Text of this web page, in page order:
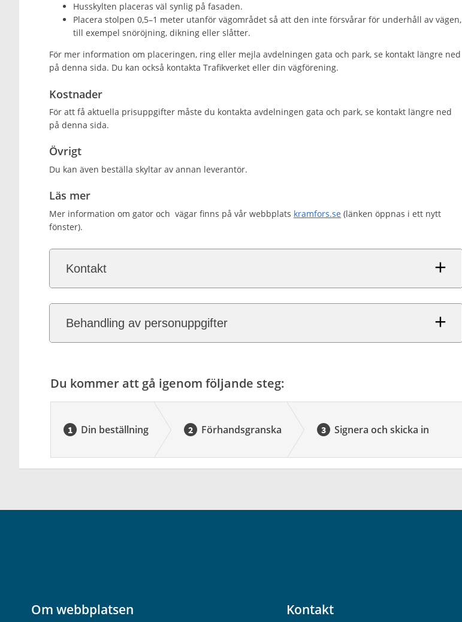
Husskylten placeras väl synlig på fasaden.
Placera stolpen 0,5–1 meter utanför vägområdet så att den inte försvårar för underhåll av vägen,
till exempel snöröjning, dikning eller slåtter.
För mer information om placeringen, ring eller mejla avdelningen gata och park, se kontakt längre ned
på denna sida. Du kan också kontakta Trafikverket eller din vägförening.
Kostnader
För att få aktuella prisuppgifter måste du kontakta avdelningen gata och park, se kontakt längre ned
på denna sida.
Övrigt
Du kan även beställa skyltar av annan leverantör.
Läs mer
Mer information om gator och vägar finns på vår webbplats kramfors.se(länken öppnas i ett nytt
fönster).
Kontakt
Behandling av personuppgifter
Du kommer att gå igenom följande steg:
Din beställning Förhandsgranska Signera och skicka in
Om webbplatsen Kontakt